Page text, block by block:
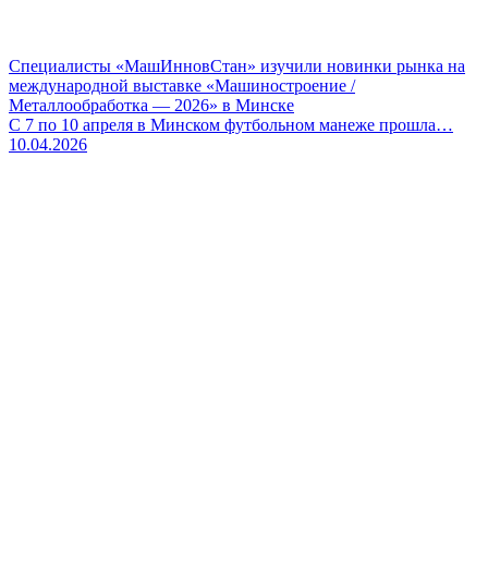
Специалисты «МашИнновСтан» изучили новинки рынка на
международной выставке «Машиностроение /
Металлообработка — 2026» в Минске
С 7 по 10 апреля в Минском футбольном манеже прошла…
10.04.2026